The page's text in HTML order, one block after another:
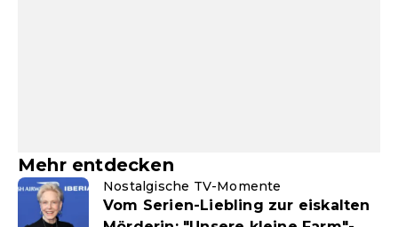
Mehr entdecken
Nostalgische TV-Momente
Vom Serien-Liebling zur eiskalten